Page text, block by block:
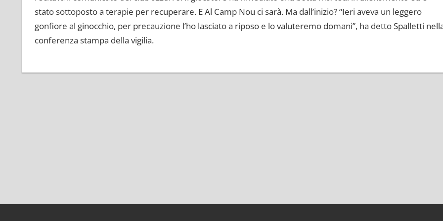
stato sottoposto a terapie per recuperare. E Al Camp Nou ci sarà. Ma dall’inizio? “Ieri aveva un leggero
gonfiore al ginocchio, per precauzione l’ho lasciato a riposo e lo valuteremo domani”, ha detto Spalletti
conferenza stampa della vigilia.